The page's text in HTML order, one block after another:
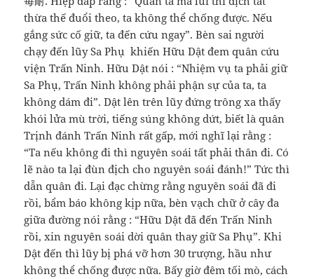
thừa thế đuổi theo, ta không thể chống được. Nếu
gắng sức cố giữ, ta đến cứu ngay”. Bèn sai người
chạy đến lũy Sa Phụ khiến Hữu Dật đem quân cứu
viện Trấn Ninh. Hữu Dật nói : “Nhiệm vụ ta phải giữ
Sa Phụ, Trấn Ninh không phải phận sự của ta, ta
không dám đi”. Dật lên trên lũy đứng trông xa thấy
khói lửa mù trời, tiếng súng không dứt, biết là quân
Trịnh đánh Trấn Ninh rất gấp, mới nghĩ lại rằng :
“Ta nếu không đi thì nguyên soái tất phải thân đi. Có
lẽ nào ta lại đùn địch cho nguyên soái đánh!” Tức thì
dẫn quân đi. Lại đạc chừng rằng nguyên soái đã đi
rồi, bẩm báo không kịp nữa, bèn vạch chữ ở cây đa
giữa đường nói rằng : “Hữu Dật đã đến Trấn Ninh
rồi, xin nguyên soái dời quân thay giữ Sa Phụ”. Khi
Dật đến thì lũy bị phá vỡ hơn 30 trượng, hầu như
không thể chống được nữa. Bấy giờ đêm tối mò, cách